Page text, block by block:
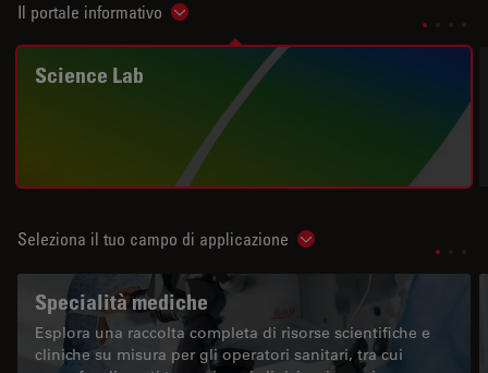
Il portale informativo Show subnavigation
Science Lab
Seleziona il tuo campo di applicazione Show subnavigation
Specialità mediche
Esplora una raccolta completa di risorse scientifiche e
cliniche su misura per gli operatori sanitari, tra cui